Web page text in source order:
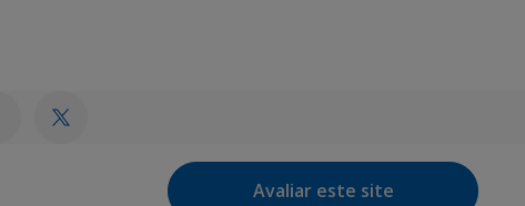
Avaliar este site